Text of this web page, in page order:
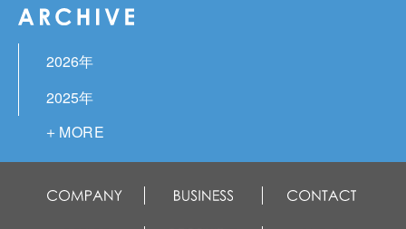
2026年
2025年
2024年
2022年